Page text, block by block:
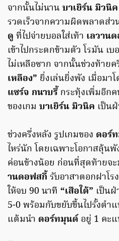
จากนั้นไม่นานบาเยิร์น มิวนิค
รวดเร็วจากความผิดพลาดส่ว
ดู ที่ไปจ่ายบอลใส่เท้า เลวาน
เข้าไปกระดกข้ามตัว โรมัน เ
ไม่เหลือซาก จากนั้นช่วงท้าย
เหลือง” ยิ่งเล่นยิ่งพัง เมื่อมา
แซร์จ กนาบรี้กระทุ้งเพิ่มอีกค
ของเกม บาเยิร์น มิวนิค เป็น
ช่วงครึ่งหลัง รูปเกมของ ดอร์
ไหร่นัก โดยเฉพาะโอกาสลุ้น
ค่อนข้างน้อย ก่อนที่สุดท้ายจ
านดอฟสกี้รับอาสาตอกฝาโร
ให้จบ 90 นาที “เสือใต้” เป็น
5-0 พร้อมกับขยับขึ้นไปรั้งตำ
แต้มนำ ดอร์ทมุนด์ อยู่ 1 คะ